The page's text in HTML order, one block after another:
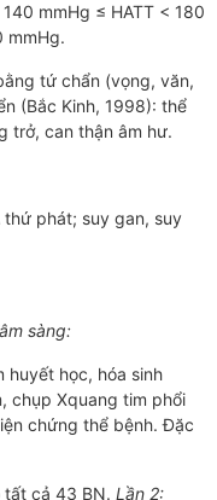
mmHg ≤ HATT < 180
mmHg.
tứ chẩn (vọng, văn,
(Bắc Kinh, 1998): thể
trở, can thận âm hư.
thứ phát; suy gan, suy
sàng:
huyết học, hóa sinh
chụp Xquang tim phổi
chứng thể bệnh. Đặc
tất cả 43 BN. Lần 2: